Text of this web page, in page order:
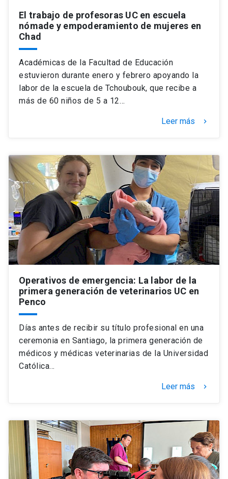
El trabajo de profesoras UC en escuela
nómade y empoderamiento de mujeres en
Chad
Académicas de la Facultad de Educación
estuvieron durante enero y febrero apoyando la
labor de la escuela de Tchoubouk, que recibe a
más de 60 niños de 5 a 12…
Leer más keyboard_arrow_right
Operativos de emergencia: La labor de la
primera generación de veterinarios UC en
Penco
Días antes de recibir su título profesional en una
ceremonia en Santiago, la primera generación de
médicos y médicas veterinarias de la Universidad
Católica…
Leer más keyboard_arrow_right